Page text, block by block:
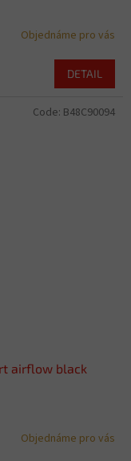
Objednáme pro vás
DETAIL
airflow black
Objednáme pro vás
Code: B48C90094